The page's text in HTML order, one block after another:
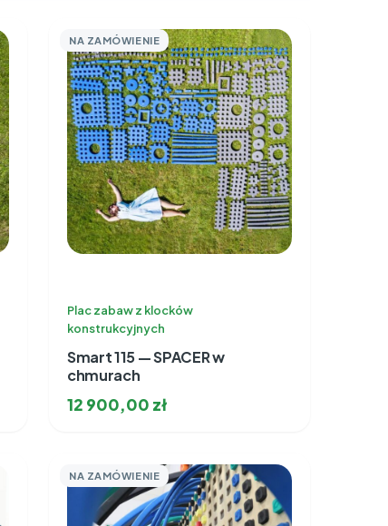
NA ZAMÓWIENIE
Plac zabaw z klocków
konstrukcyjnych
Smart 115 — SPACER w
chmurach
12 900,00 zł
NA ZAMÓWIENIE